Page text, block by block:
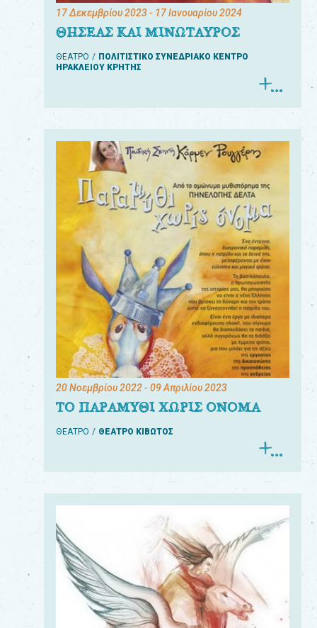
17 Δεκεμβρίου 2023- 17 Ιανουαρίου 2024
ΘΗΣΕΑΣ ΚΑΙ ΜΙΝΩΤΑΥΡΟΣ
ΘΕΑΤΡΟ
ΠΟΛΙΤΙΣΤΙΚΟ ΣΥΝΕΔΡΙΑΚΟ ΚΕΝΤΡΟ
ΗΡΑΚΛΕΙΟΥ ΚΡΗΤΗΣ
20 Νοεμβρίου 2022- 09 Απριλίου 2023
ΤΟ ΠΑΡΑΜΥΘΙ ΧΩΡΙΣ ΟΝΟΜΑ
ΘΕΑΤΡΟ ΘΕΑΤΡΟ ΚΙΒΩΤΟΣ